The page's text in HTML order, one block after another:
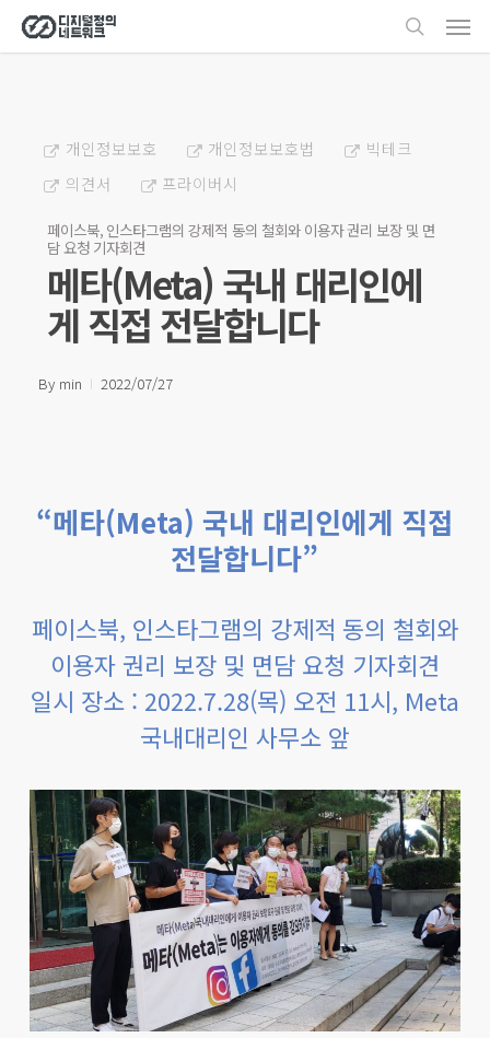
Skip
to
search
개인정보보호 개인정보보호법
빅테크
의견서
프라이버시
페이스북, 인스타그램의 강제적 동의 철회와 이용자 권리 보장 및 면
담 요청 기자회견
메타(Meta) 국내 대리인에
게 직접 전달합니다
By min 2022/07/27
“메타(Meta) 국내 대리인에게 직접
전달합니다”
페이스북, 인스타그램의 강제적 동의 철회와
이용자 권리 보장 및 면담 요청 기자회견
일시 장소 : 2022.7.28(목) 오전 11시, Meta
국내대리인 사무소 앞